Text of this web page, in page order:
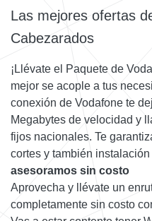
Las mejores ofertas
Cabezarados
¡Llévate el Paquete de
mejor se acople a tus
conexión de Vodafone te
Megabytes de velocidad y
fijos nacionales. Te
cortes y también
asesoramos sin costo
Aprovecha y llévate un
completamente sin costo